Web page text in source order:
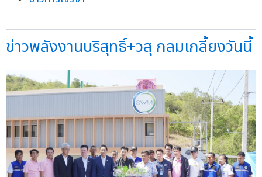
ข่าวพลังงานบริสุทธิ์+วสุ กลมเกลี้ยงวันนี้